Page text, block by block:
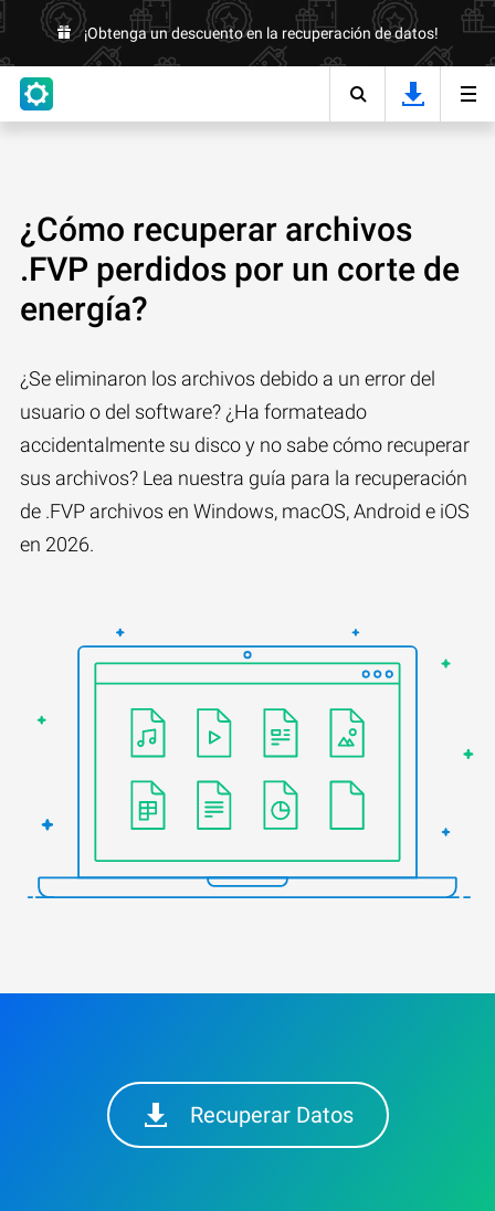
¡Obtenga un descuento en la recuperación de datos!
¿Cómo recuperar archivos
.FVP perdidos por un corte de
energía?
¿Se eliminaron los archivos debido a un error del
usuario o del software? ¿Ha formateado
accidentalmente su disco y no sabe cómo recuperar
sus archivos? Lea nuestra guía para la recuperación
de .FVP archivos en Windows, macOS, Android e iOS
en 2026.
Recuperar Datos